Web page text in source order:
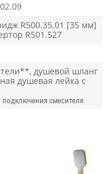
R500.35.01 [35 мм]
R501.527
душевой шланг
душевая лейка с
смесителя